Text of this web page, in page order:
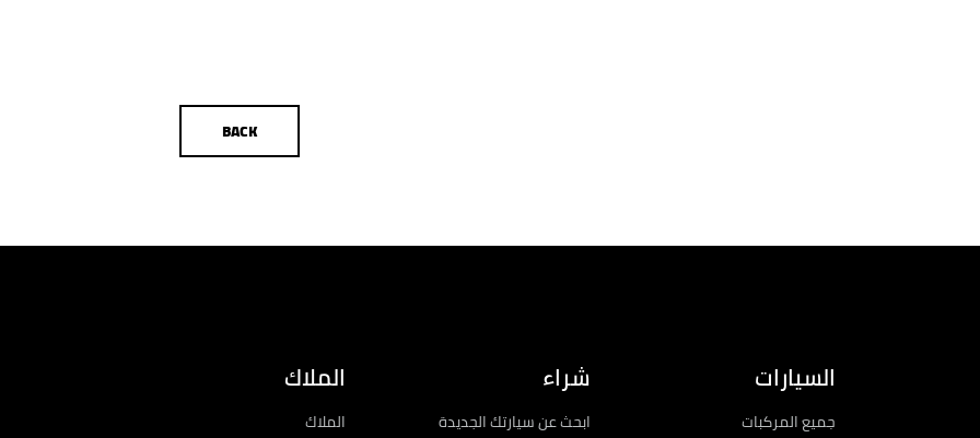
BACK
السيارات
جميع المركبات
شراء
ابحث عن سيارتك الجديدة
الملاك
الملاك